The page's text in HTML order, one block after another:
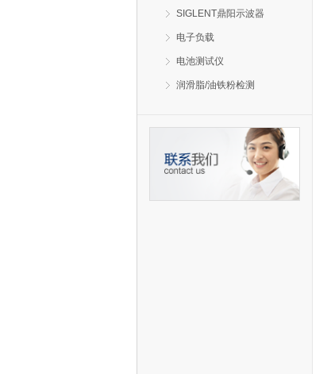
SIGLENT鼎阳示波器
电子负载
电池测试仪
润滑脂/油铁粉检测